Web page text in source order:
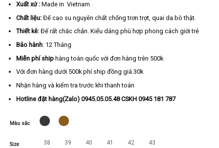
620,000 ₫.là:
Xuất xứ :Made in Vietnam
Chất liệu:Đế cao su nguyên chất chống trơn trợt, quai da bò thật.
Thiết kê:Đế rất chắc chắn. Kiểu dáng phù hợp phong cách giới trẻ
Bảo hành: 12 Tháng
Miễn phí shiphàng toàn quốc với đơn hàng trên 500k
Với đơn hàng dưới 500k phí ship đồng giá 30k
Nhận hàng và kiểm tra trước khi thanh toán
Hotline đặt hàng(Zalo) 0945.05.05.48 CSKH 0945 181 787
Màu sắc
Size 38 39 40 41 42 43